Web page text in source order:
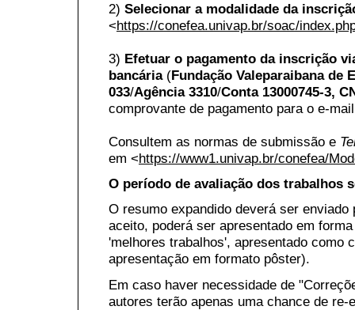
2) Selecionar a modalidade da
<https://conefea.univap.br/soac/
3) Efetuar o pagamento da inscrição
bancária(Fundação Valeparaibana de
033/Agência 3310/Conta 13000745-3,
comprovante de pagamento para o e-
Consultem as normas de submissão e
em <https://www1.univap.br/conefea/
O período de avaliação dos trabalhos
O resumo expandido deverá ser
aceito, poderá ser apresentado em
'melhores trabalhos', apresentado como
apresentação em formato pôster).
Em caso haver necessidade de
autores terão apenas uma chance de re-